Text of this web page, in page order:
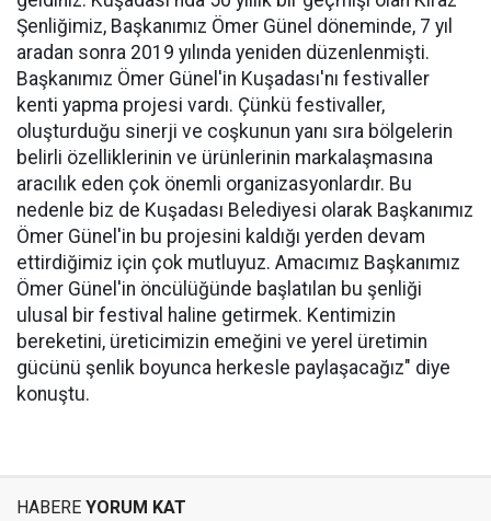
Şenliğimiz, Başkanımız Ömer Günel döneminde, 7 yıl
aradan sonra 2019 yılında yeniden düzenlenmişti.
Başkanımız Ömer Günel'in Kuşadası'nı festivaller
kenti yapma projesi vardı. Çünkü festivaller,
oluşturduğu sinerji ve coşkunun yanı sıra bölgelerin
belirli özelliklerinin ve ürünlerinin markalaşmasına
aracılık eden çok önemli organizasyonlardır. Bu
nedenle biz de Kuşadası Belediyesi olarak Başkanımız
Ömer Günel'in bu projesini kaldığı yerden devam
ettirdiğimiz için çok mutluyuz. Amacımız Başkanımız
Ömer Günel'in öncülüğünde başlatılan bu şenliği
ulusal bir festival haline getirmek. Kentimizin
bereketini, üreticimizin emeğini ve yerel üretimin
gücünü şenlik boyunca herkesle paylaşacağız" diye
konuştu.
HABERE YORUM KAT